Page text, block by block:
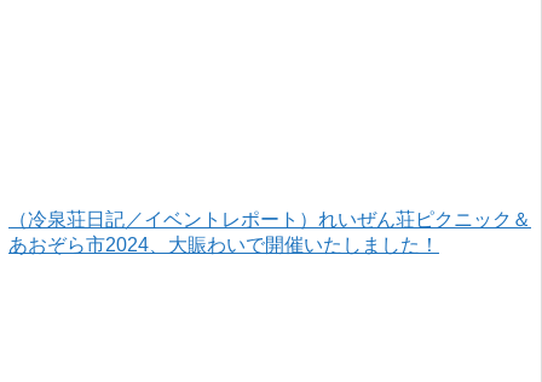
（冷泉荘日記／イベントレポート）れいぜん荘ピクニック＆
あおぞら市2024、大賑わいで開催いたしました！